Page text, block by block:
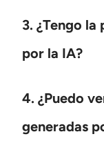
3. ¿Tengo
por la IA?
4. ¿Puedo
generadas